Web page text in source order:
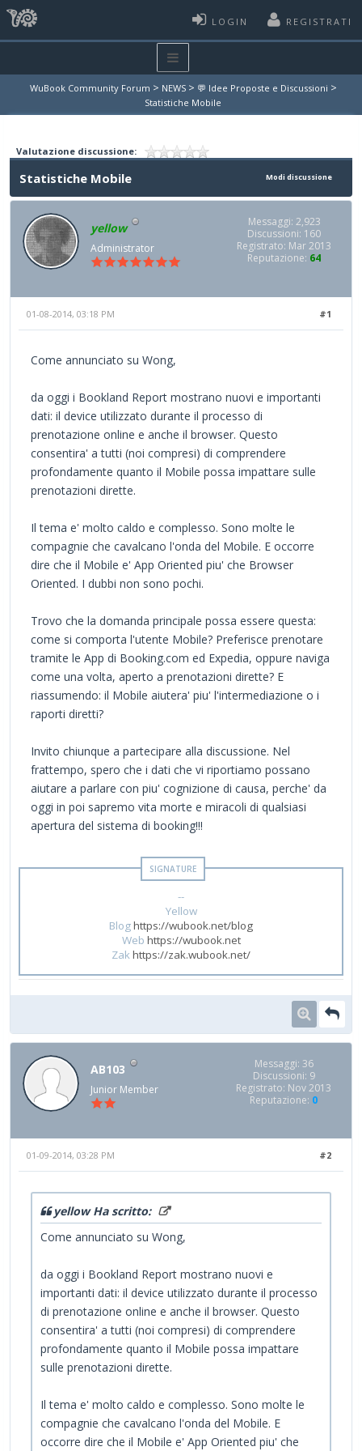
LOGIN REGISTRATI
WuBook Community Forum > NEWS > 💬 Idee Proposte e Discussioni >
Statistiche Mobile
Valutazione discussione:
Modi discussione
Statistiche Mobile
yellow
Administrator
Messaggi: 2,923
Discussioni: 160
Registrato: Mar 2013
Reputazione: 64
#1
01-08-2014, 03:18 PM
Come annunciato su Wong,
da oggi i Bookland Report mostrano nuovi e importanti
dati: il device utilizzato durante il processo di
prenotazione online e anche il browser. Questo
consentira' a tutti (noi compresi) di comprendere
profondamente quanto il Mobile possa impattare sulle
prenotazioni dirette.
Il tema e' molto caldo e complesso. Sono molte le
compagnie che cavalcano l'onda del Mobile. E occorre
dire che il Mobile e' App Oriented piu' che Browser
Oriented. I dubbi non sono pochi.
Trovo che la domanda principale possa essere questa:
come si comporta l'utente Mobile? Preferisce prenotare
tramite le App di Booking.com ed Expedia, oppure naviga
come una volta, aperto a prenotazioni dirette? E
riassumendo: il Mobile aiutera' piu' l'intermediazione o i
raporti diretti?
Invito chiunque a partecipare alla discussione. Nel
frattempo, spero che i dati che vi riportiamo possano
aiutare a parlare con piu' cognizione di causa, perche' da
oggi in poi sapremo vita morte e miracoli di qualsiasi
apertura del sistema di booking!!!
--
Yellow
Bloghttps://wubook.net/blog
Web https://wubook.net
Zakhttps://zak.wubook.net/
AB103
Junior Member
Messaggi: 36
Discussioni: 9
Registrato: Nov 2013
Reputazione: 0
#2
01-09-2014, 03:28 PM
yellow Ha scritto:
Come annunciato su Wong,
da oggi i Bookland Report mostrano nuovi e
importanti dati: il device utilizzato durante il processo
di prenotazione online e anche il browser. Questo
consentira' a tutti (noi compresi) di comprendere
profondamente quanto il Mobile possa impattare
sulle prenotazioni dirette.
Il tema e' molto caldo e complesso. Sono molte le
compagnie che cavalcano l'onda del Mobile. E
occorre dire che il Mobile e' App Oriented piu' che